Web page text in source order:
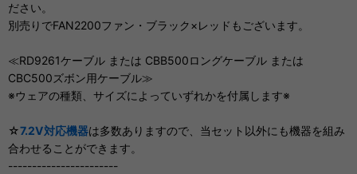
ださい。
別売りでFAN2200ファン・ブラック×レッドもございます。
≪RD9261ケーブル または CBB500ロングケーブル または
CBC500ズボン用ケーブル≫
※ウェアの種類、サイズによっていずれかを付属します※
☆7.2V対応機器は多数ありますので、当セット以外にも機器を組み
合わせることができます。
-----------------------